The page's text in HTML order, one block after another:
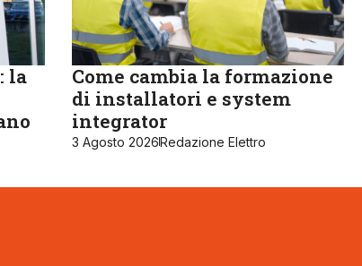
la
Come cambia la formazione
di installatori e system
integrator
3 Agosto 2026Redazione Elettro